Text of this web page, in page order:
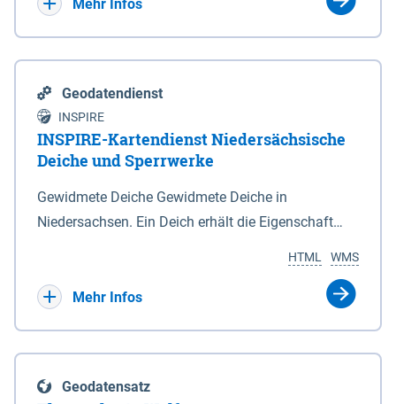
Mehr Infos
Geodatendienst
INSPIRE
INSPIRE-Kartendienst Niedersächsische
Deiche und Sperrwerke
Gewidmete Deiche Gewidmete Deiche in
Niedersachsen. Ein Deich erhält die Eigenschaft
Deichbehörde durch Verordnung ausspricht. Für
enthalten. Sperrwerke Sperrwerke sind Bauwerke
WMS
HTML
Mehr Infos
Geodatensatz